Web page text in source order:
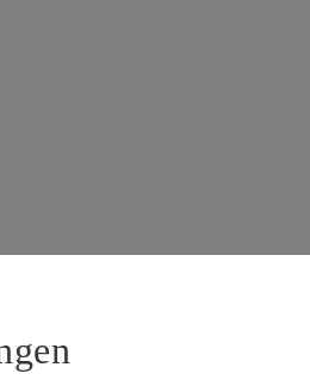
Plath (Vorstandsmitglied), Stephan